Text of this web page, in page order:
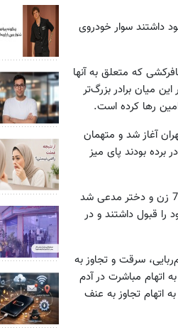
داشتند سوار خودروی
دختر را سوار خودروی مسافرکشی که متعلق به آنها
میان برادر بزرگ‌تر
در شعبه 71 دادگاه کیفری استان تهران آغاز شد و متهمان
بودند پای میز
در این جلسه، برادر بزرگ‌تر که به‌عنوان متهم ردیف اول در جایگاه قرار گرفته بود، با رد اتهام قتل 7 زن و دختر مدعی شد
را قبول داشتند و در
ردیف اول) را به اتهام قتل عمد 7 زن و دختر، آدم‌ربایی، سرقت و تجاوز به
ردیف دوم ) را به اتهام مباشرت در آدم
20 سال زندان و 74 ضربه شلاق و 2 متهم دیگر را به اتهام تجاوز به عنف